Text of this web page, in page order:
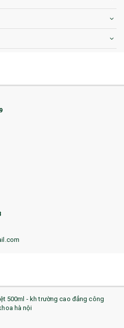
500ml - kh trường cao đẳng công
hà nội